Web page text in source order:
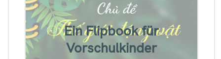
Ein Flipbook für
Vorschulkinder
Beispiel für ein Flipbook für
Vorschulkinder